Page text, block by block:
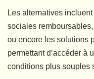
Les alternatives
sociales
ou encore les solutions
permettant d’accéder à
conditions plus souples